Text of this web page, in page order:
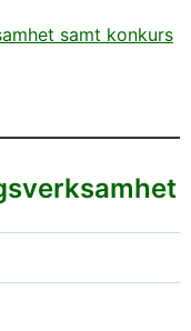
samt konkurs